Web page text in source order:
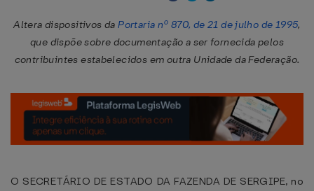
Altera dispositivos daPortaria nº 870, de 21 de julho de 1995,
que dispõe sobre documentação a ser fornecida pelos
contribuintes estabelecidos em outra Unidade da Federação.
O SECRETÁRIO DE ESTADO DA FAZENDA DE SERGIPE, no